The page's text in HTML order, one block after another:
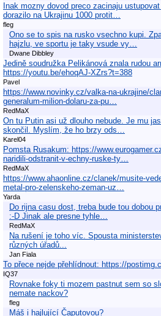
Inak mozny dovod preco zacinaju
dorazilo na Ukrajinu 1000 protit…
fleg
Ono se to spis na rusko vsechno kupi.
hajzlu, ve sportu je taky vsude vy…
Dwane Dibbley
Jedině soudružka Pelikánová znala rudou
https://youtu.be/ehoqAJ-XZrs?t=388
Pavel
https://www.novinky.cz/valka-na-ukrajine/
generalum-milion-dolaru-za-pu…
RedMaX
On tu Putin asi už dlouho nebude. Je mu
skončil. Myslím, že ho brzy ods…
Karel04
Pomsta Rusakum: https://
naridili-odstranit-v-echny-ruske-ty…
RedMaX
https://www.ahaonline.cz/clanek/musite-
metal-pro-zelenskeho-zeman-uz…
Yarda
Do rijna casu dost, treba bude tou dobou
:-D Jinak ale presne tyhle…
RedMaX
Na rušení je toho víc. Spousta
různých úřadů...
Jan Fiala
To přece nejde přehlídnout: https://
IQ37
Rovnake foky ti mozem pastnut sem so
nemate nackov?
fleg
Máš i hajlující Čaputovou?